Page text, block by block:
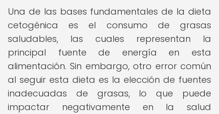
Una de las bases fundamentales de la dieta
cetogénica es el consumo de grasas
saludables, las cuales representan la
principal fuente de energía en esta
alimentación. Sin embargo, otro error común
al seguir esta dieta es la elección de fuentes
inadecuadas de grasas, lo que puede
impactar negativamente en la salud